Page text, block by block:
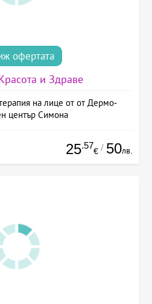
офертата
и Здраве
на лице от от Дермо-
център Симона
25.57
€ / 50лв.